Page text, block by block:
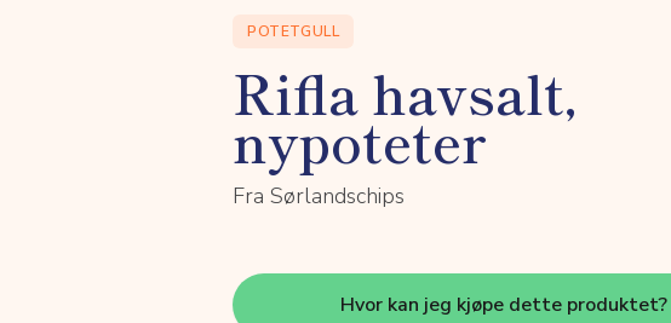
POTETGULL
Rifla havsalt,
nypoteter
Fra Sørlandschips
Hvor kan jeg kjøpe dette produktet?